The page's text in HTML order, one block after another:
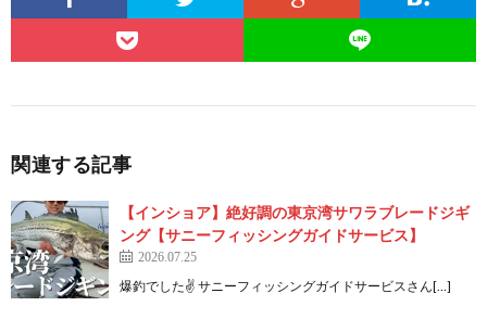
関連する記事
【インショア】絶好調の東京湾サワラブレードジギ
ング【サニーフィッシングガイドサービス】
2026.07.25
爆釣でした✌️ サニーフィッシングガイドサービスさん[…]